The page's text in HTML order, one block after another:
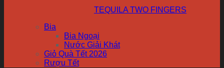
TEQUILA TWO FINGERS
Bia
Bia Ngoại
Nước Giải Khát
Giỏ Quà Tết 2026
Rượu Tết